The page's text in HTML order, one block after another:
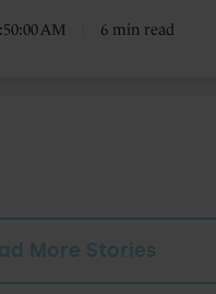
AM 6 min read
More Stories